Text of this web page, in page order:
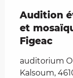
Audition
et
Figeac
auditorium
Kalsoum,